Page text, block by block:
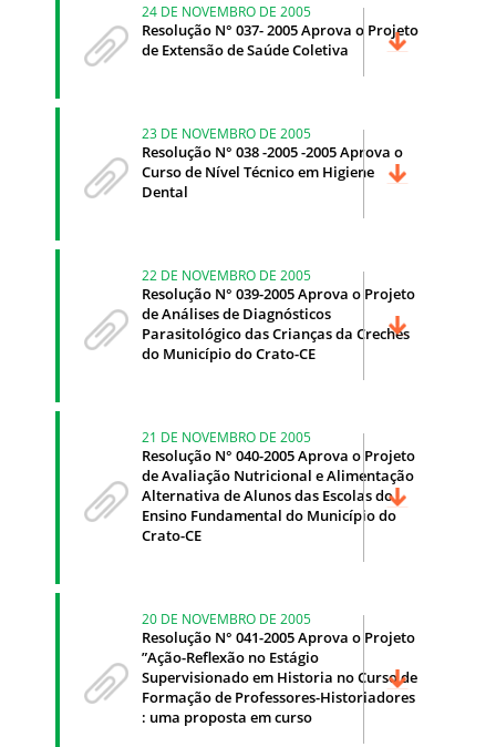
24 DE NOVEMBRO DE 2005
Resolução N° 037- 2005 Aprova o Projeto
de Extensão de Saúde Coletiva
23 DE NOVEMBRO DE 2005
Resolução N° 038 -2005 -2005 Aprova o
Curso de Nível Técnico em Higiene
Dental
22 DE NOVEMBRO DE 2005
Resolução N° 039-2005 Aprova o Projeto
de Análises de Diagnósticos
Parasitológico das Crianças da Creches
do Município do Crato-CE
21 DE NOVEMBRO DE 2005
Resolução N° 040-2005 Aprova o Projeto
de Avaliação Nutricional e Alimentação
Alternativa de Alunos das Escolas do
Ensino Fundamental do Município do
Crato-CE
20 DE NOVEMBRO DE 2005
Resolução N° 041-2005 Aprova o Projeto
”Ação-Reflexão no Estágio
Supervisionado em Historia no Curso de
Formação de Professores-Historiadores
: uma proposta em curso